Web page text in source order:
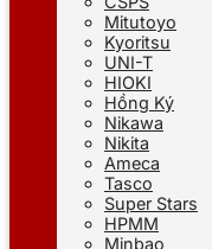
Mitutoyo
Kyoritsu
UNI-T
HIOKI
Hồng Ký
Nikawa
Nikita
Ameca
Tasco
Super Stars
HPMM
Minbao